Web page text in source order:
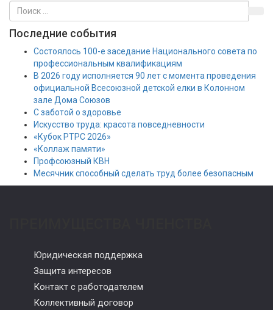
Последние события
Состоялось 100-е заседание Национального совета по
профессиональным квалификациям
В 2026 году исполняется 90 лет с момента проведения
официальной Всесоюзной детской елки в Колонном
зале Дома Союзов
С заботой о здоровье
Искусство труда: красота повседневности
«Кубок РТРС 2026»
«Коллаж памяти»
Профсоюзный КВН
Месячник способный сделать труд более безопасным
Юридическая поддержка
Защита интересов
Контакт с работодателем
Коллективный договор